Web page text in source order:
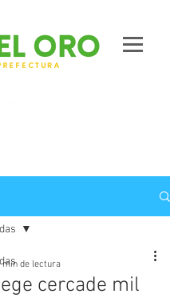
cercade mil
min de lectura